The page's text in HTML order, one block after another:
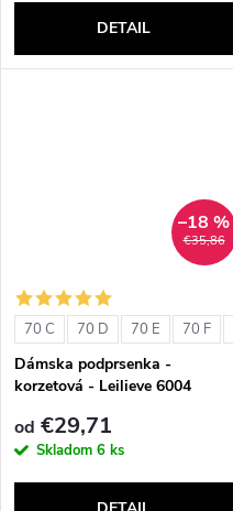
DETAIL
€35,86
–18 %
70 C 70 D 70 E 70 F
Dámska podprsenka -
korzetová - Leilieve 6004
od €29,71
Skladom 6 ks